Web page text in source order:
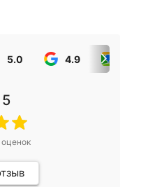
5.0 4.9